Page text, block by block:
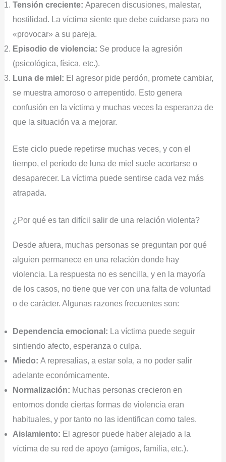
Tensión creciente: Aparecen discusiones, malestar,
hostilidad. La víctima siente que debe cuidarse para no
«provocar» a su pareja.
Episodio de violencia: Se produce la agresión
(psicológica, física, etc.).
Luna de miel: El agresor pide perdón, promete cambiar,
se muestra amoroso o arrepentido. Esto genera
confusión en la víctima y muchas veces la esperanza de
que la situación va a mejorar.
Este ciclo puede repetirse muchas veces, y con el
tiempo, el período de luna de miel suele acortarse o
desaparecer. La víctima puede sentirse cada vez más
atrapada.
¿Por qué es tan difícil salir de una relación violenta?
Desde afuera, muchas personas se preguntan por qué
alguien permanece en una relación donde hay
violencia. La respuesta no es sencilla, y en la mayoría
de los casos, no tiene que ver con una falta de voluntad
o de carácter. Algunas razones frecuentes son:
Dependencia emocional: La víctima puede seguir
sintiendo afecto, esperanza o culpa.
Miedo: A represalias, a estar sola, a no poder salir
adelante económicamente.
Normalización: Muchas personas crecieron en
entornos donde ciertas formas de violencia eran
habituales, y por tanto no las identifican como tales.
Aislamiento: El agresor puede haber alejado a la
víctima de su red de apoyo (amigos, familia, etc.).